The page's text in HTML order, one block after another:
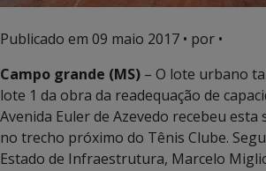
Publicado em 09 maio 2017 • por •
Campo grande (MS) – O lote urbano
lote 1 da obra da readequação de
Avenida Euler de Azevedo recebeu esta
no trecho próximo do Tênis Clube.
Estado de Infraestrutura, Marcelo